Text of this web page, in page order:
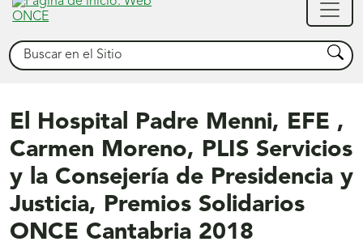
Buscar Buscar
El Hospital Padre Menni, EFE ,
Carmen Moreno, PLIS Servicios
y la Consejería de Presidencia y
Justicia, Premios Solidarios
ONCE Cantabria 2018